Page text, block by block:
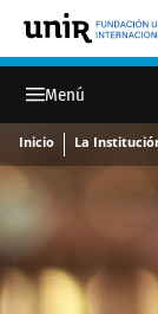
Inicio La